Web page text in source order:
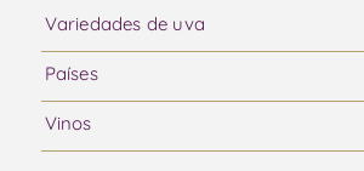
Variedades de uva
Países
Vinos